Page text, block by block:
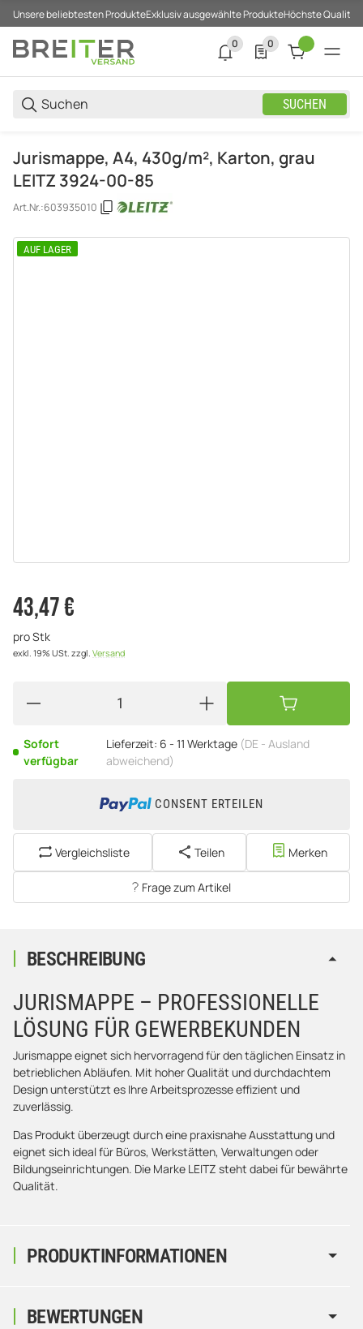
Unsere beliebtesten ProdukteExklusiv ausgewählte ProdukteHöchste Qualität
SUCHEN
0
0 neue Notifizierungen
0
0 Produkte in der
Jurismappe, A4, 430g/m², Karton, grau
LEITZ 3924-00-85
Art.Nr.:603935010
AUF LAGER
43,47 €
pro Stk
exkl. 19% USt. zzgl. Versand
Sofort
verfügbar
Lieferzeit: 6 - 11 Werktage (DE - Ausland
abweichend)
CONSENT ERTEILEN
Vergleichsliste Teilen Merken
Frage zum Artikel
PRODUKTINFORMATIONEN
BESCHREIBUNG
JURISMAPPE – PROFESSIONELLE
LÖSUNG FÜR GEWERBEKUNDEN
Jurismappe eignet sich hervorragend für den täglichen Einsatz in
betrieblichen Abläufen. Mit hoher Qualität und durchdachtem
Design unterstützt es Ihre Arbeitsprozesse effizient und
zuverlässig.
Das Produkt überzeugt durch eine praxisnahe Ausstattung und
eignet sich ideal für Büros, Werkstätten, Verwaltungen oder
Bildungseinrichtungen. Die Marke LEITZ steht dabei für bewährte
Qualität.
BEWERTUNGEN